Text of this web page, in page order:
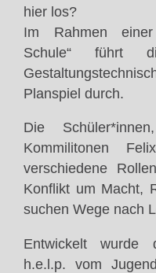
hier los?
Im Rahmen einer
Schule“ führt
Planspiel durch.
Die
Kommilitonen
verschiedene
Konflikt um Macht,
suchen Wege nach
Entwickelt wurde
h.e.l.p. vom